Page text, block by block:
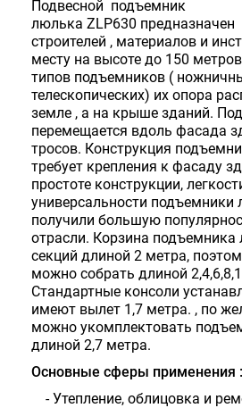
Подвесной подъемник
люлька ZLP630
строителей , материалов и
месту на высоте до 150
типов подъемников (
телескопических) их опора
земле , а на крыше зданий.
перемещается вдоль фасада
тросов. Конструкция
требует крепления к фасаду
простоте конструкции,
универсальности подъемники
получили большую
отрасли. Корзина подъемника
секций длиной 2 метра,
можно собрать длиной
Стандартные консоли
имеют вылет 1,7 метра. , по
можно укомплектовать
длиной 2,7 метра.
Основные сферы применения :
- Утепление, облицовка и